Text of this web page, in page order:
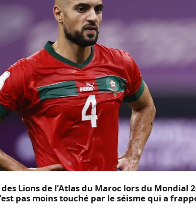
Lions de l’Atlas du Maroc lors du Mondial
pas moins touché par le séisme qui a